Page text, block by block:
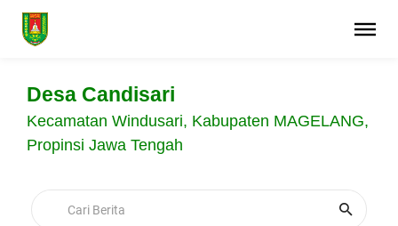
Desa Candisari
Kecamatan Windusari, Kabupaten MAGELANG,
Propinsi Jawa Tengah